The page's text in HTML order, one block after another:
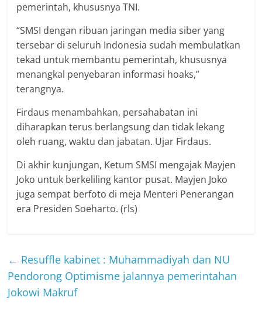
pemerintah, khususnya TNI.
“SMSI dengan ribuan jaringan media siber yang
tersebar di seluruh Indonesia sudah membulatkan
tekad untuk membantu pemerintah, khususnya
menangkal penyebaran informasi hoaks,”
terangnya.
Firdaus menambahkan, persahabatan ini
diharapkan terus berlangsung dan tidak lekang
oleh ruang, waktu dan jabatan. Ujar Firdaus.
Di akhir kunjungan, Ketum SMSI mengajak Mayjen
Joko untuk berkeliling kantor pusat. Mayjen Joko
juga sempat berfoto di meja Menteri Penerangan
era Presiden Soeharto. (rls)
← Resuffle kabinet : Muhammadiyah dan NU
Pendorong Optimisme jalannya pemerintahan
Jokowi Makruf